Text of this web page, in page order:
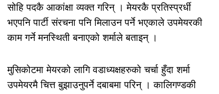
सोहि पदकै आकांक्षा व्यक्त गरिन् । मेयरकै प्रतिस्प्रर्धी
भएपनि पार्टी संरचना पनि मिलाउन पर्ने भएकाले उपमेयरकी
काम गर्ने मनस्थिती बनाएको शर्माले बताइन् ।
मुसिकोटमा मेयरको लागि वडाध्यक्षहरुको चर्चा हुँदा शर्मा
उपमेयरमै चित्त बुझाउनुपर्ने दबाबमा परिन् । कालिगण्डकी